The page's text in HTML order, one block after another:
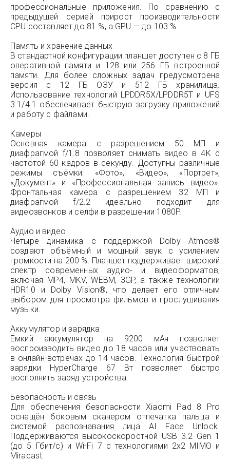
профессиональные приложения. По сравнению с
предыдущей серией прирост производительности
CPU составляет до 81 %, а GPU — до 103 %.
Память и хранение данных
В стандартной конфигурации планшет доступен с 8 ГБ
оперативной памяти и 128 или 256 ГБ встроенной
памяти. Для более сложных задач предусмотрена
версия с 12 ГБ ОЗУ и 512 ГБ хранилища.
Использование технологий LPDDR5X/LPDDR5T и UFS
3.1/4.1 обеспечивает быструю загрузку приложений
и работу с файлами.
Камеры
Основная камера с разрешением 50 МП и
диафрагмой f/1.8 позволяет снимать видео в 4K с
частотой 60 кадров в секунду. Доступны различные
режимы съёмки: «Фото», «Видео», «Портрет»,
«Документ» и «Профессиональная запись видео».
Фронтальная камера с разрешением 32 МП и
диафрагмой f/2.2 идеально подходит для
видеозвонков и селфи в разрешении 1080P.
Аудио и видео
Четыре динамика с поддержкой Dolby Atmos®
создают объёмный и мощный звук с усилением
громкости на 200 %. Планшет поддерживает широкий
спектр современных аудио- и видеоформатов,
включая MP4, MKV, WEBM, 3GP, а также технологии
HDR10 и Dolby Vision®, что делает его отличным
выбором для просмотра фильмов и прослушивания
музыки.
Аккумулятор и зарядка
Ёмкий аккумулятор на 9200 мАч позволяет
воспроизводить видео до 18 часов или участвовать
в онлайн-встречах до 14 часов. Технология быстрой
зарядки HyperCharge 67 Вт позволяет быстро
восполнить заряд устройства.
Безопасность и связь
Для обеспечения безопасности Xiaomi Pad 8 Pro
оснащён боковым сканером отпечатка пальца и
системой распознавания лица AI Face Unlock.
Поддерживаются высокоскоростной USB 3.2 Gen 1
(до 5 Гбит/с) и Wi-Fi 7 с технологиями 2x2 MIMO и
Miracast.